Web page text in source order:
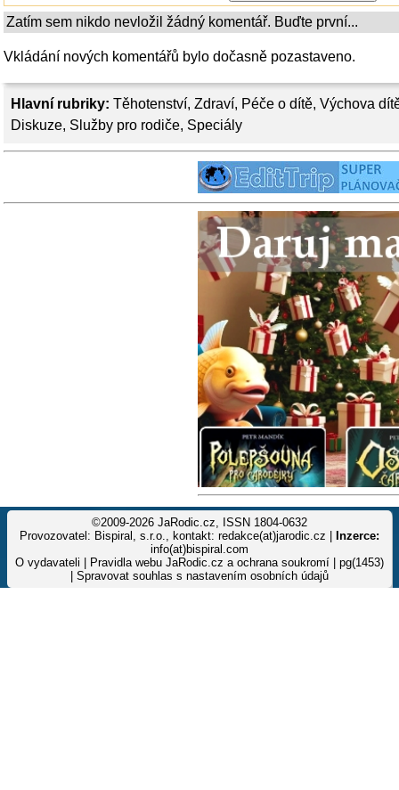
Hlavní rubriky: Těhotenství, Zdraví, Péče o dítě, Výchova
Diskuze, Služby pro rodiče, Speciály
Zatím sem nikdo nevložil žádný komentář. Buďte první...
Vkládání nových komentářů bylo dočasně pozastaveno.
©2009-2026 JaRodic.cz, ISSN 1804-0632
Provozovatel: Bispiral, s.r.o., kontakt: redakce(at)jarodic.cz |
Inzerce:
info(at)bispiral.com
O vydavateli
Pravidla webu JaRodic.cz a ochrana soukromí | pg(1453)
Spravovat souhlas s nastavením osobních údajů